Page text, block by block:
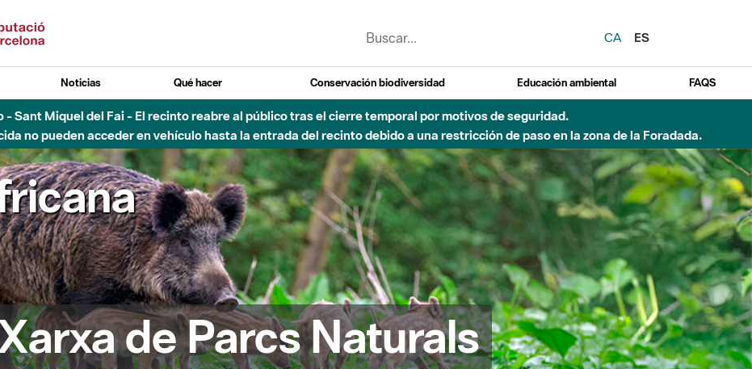
CA
ES
Noticias Qué hacer Conservación biodiversidad Educación ambiental FAQS
- Sant Miquel del Fai - El recinto reabre al público tras el cierre temporal por motivos de seguridad.
no pueden acceder en vehículo hasta la entrada del recinto debido a una restricción de paso en la zona de la Foradada.
de Parcs Naturals